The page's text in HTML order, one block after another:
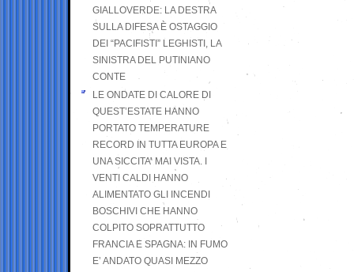
GIALLOVERDE: LA DESTRA
SULLA DIFESA È OSTAGGIO
DEI “PACIFISTI” LEGHISTI, LA
SINISTRA DEL PUTINIANO
CONTE
LE ONDATE DI CALORE DI
QUEST’ESTATE HANNO
PORTATO TEMPERATURE
RECORD IN TUTTA EUROPA E
UNA SICCITA’ MAI VISTA. I
VENTI CALDI HANNO
ALIMENTATO GLI INCENDI
BOSCHIVI CHE HANNO
COLPITO SOPRATTUTTO
FRANCIA E SPAGNA: IN FUMO
E’ ANDATO QUASI MEZZO